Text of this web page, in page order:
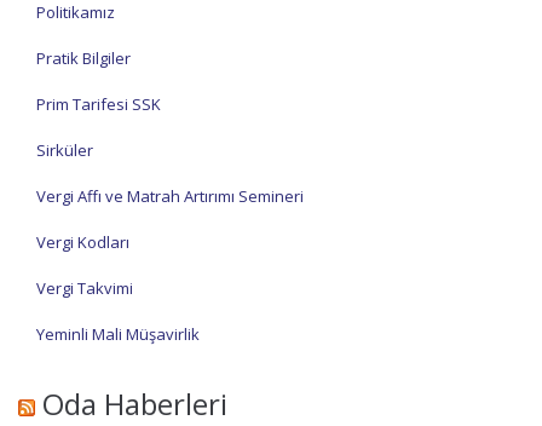
Politikamız
Pratik Bilgiler
Prim Tarifesi SSK
Sirküler
Vergi Affı ve Matrah Artırımı Semineri
Vergi Kodları
Vergi Takvimi
Yeminli Mali Müşavirlik
Oda Haberleri